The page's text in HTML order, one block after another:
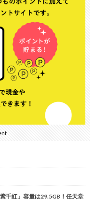
千紅」容量は29.5GB！任天堂